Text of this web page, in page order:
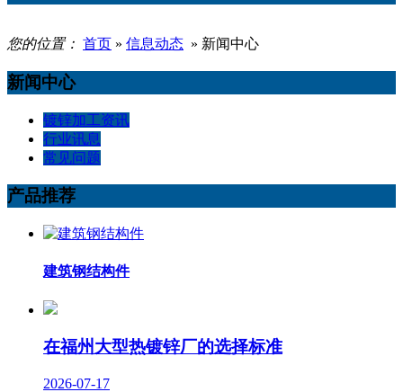
您的位置： 首页 » 信息动态 » 新闻中心
新闻中心
镀锌加工资讯
行业讯息
常见问题
产品推荐
建筑钢结构件
在福州大型热镀锌厂的选择标准
2026-07-17